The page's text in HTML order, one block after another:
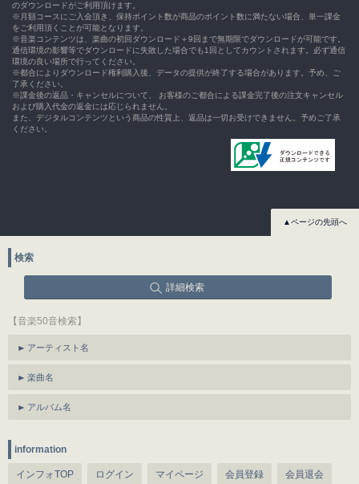
のダウンロードがご利用頂けます。
※月額コースにご入会頂き、保持ポイント数が商品のポイント数に満たない場合、単一課金
をご利用頂くことが可能となります。
※音楽コンテンツは、楽曲の初回ダウンロード＋9回まで無期限でダウンロードが可能です。
通信環境の影響等でダウンロードに失敗した場合でも1回としてカウントされます。必ず通信
環境の良い場所で行ってください。
※都合によりダウンロード権利購入後、データの提供が終了する場合があります。予め、ご
了承ください。
※課金後の返品・キャンセルについて、 お客様のご都合による課金完了後の注文キャンセル
および購入代金の返金には応じられません。
また、デジタルコンテンツという商品の性質上、返品は一切お受けできません。予めご了承
ください。
▲ページの先頭へ
検索
詳細検索
【音楽50音検索】
アーティスト名
楽曲名
アルバム名
information
インフォTOP ログイン マイページ 会員登録 会員退会